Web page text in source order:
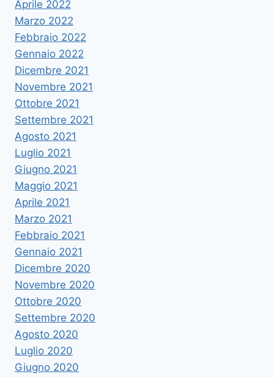
Aprile 2022
Marzo 2022
Febbraio 2022
Gennaio 2022
Dicembre 2021
Novembre 2021
Ottobre 2021
Settembre 2021
Agosto 2021
Luglio 2021
Giugno 2021
Maggio 2021
Aprile 2021
Marzo 2021
Febbraio 2021
Gennaio 2021
Dicembre 2020
Novembre 2020
Ottobre 2020
Settembre 2020
Agosto 2020
Luglio 2020
Giugno 2020